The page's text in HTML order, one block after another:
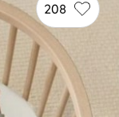
208